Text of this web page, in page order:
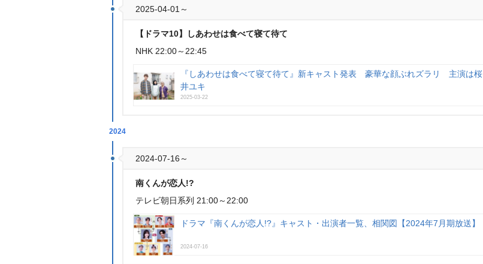
2025-04-01～
【ドラマ10】しあわせは食べて寝て待て
NHK 22:00～22:45
『しあわせは食べて寝て待て』新キャスト発表 豪華な顔ぶれズラリ 主演は桜
井ユキ
2025-03-22
2024
2024-07-16～
南くんが恋人!?
テレビ朝日系列 21:00～22:00
ドラマ『南くんが恋人!?』キャスト・出演者一覧、相関図【2024年7月期放送】
2024-07-16